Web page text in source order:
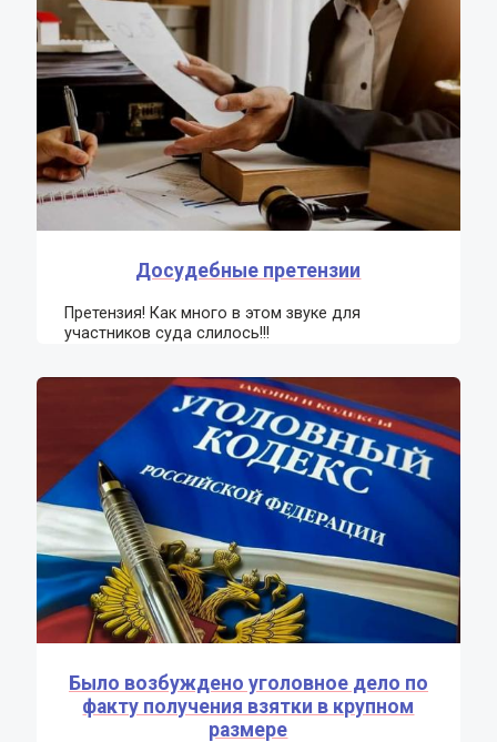
Досудебные претензии
Претензия! Как много в этом звуке для
участников суда слилось!!!
Было возбуждено уголовное дело по
факту получения взятки в крупном
размере